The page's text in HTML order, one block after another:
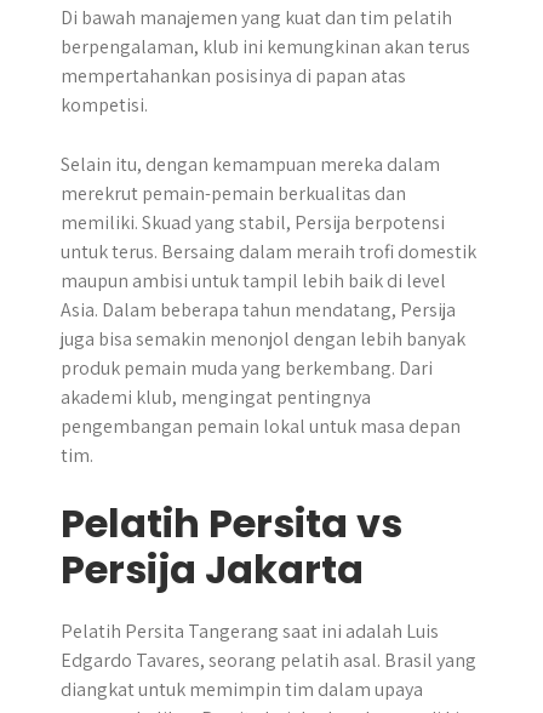
Di bawah manajemen yang kuat dan tim pelatih
berpengalaman, klub ini kemungkinan akan terus
mempertahankan posisinya di papan atas
kompetisi.
Selain itu, dengan kemampuan mereka dalam
merekrut pemain-pemain berkualitas dan
memiliki. Skuad yang stabil, Persija berpotensi
untuk terus. Bersaing dalam meraih trofi domestik
maupun ambisi untuk tampil lebih baik di level
Asia. Dalam beberapa tahun mendatang, Persija
juga bisa semakin menonjol dengan lebih banyak
produk pemain muda yang berkembang. Dari
akademi klub, mengingat pentingnya
pengembangan pemain lokal untuk masa depan
tim.
Pelatih Persita vs
Persija Jakarta
Pelatih Persita Tangerang saat ini adalah Luis
Edgardo Tavares, seorang pelatih asal. Brasil yang
diangkat untuk memimpin tim dalam upaya